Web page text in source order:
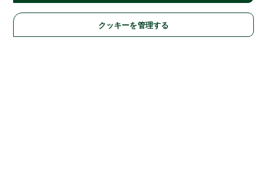
クッキーを管理する